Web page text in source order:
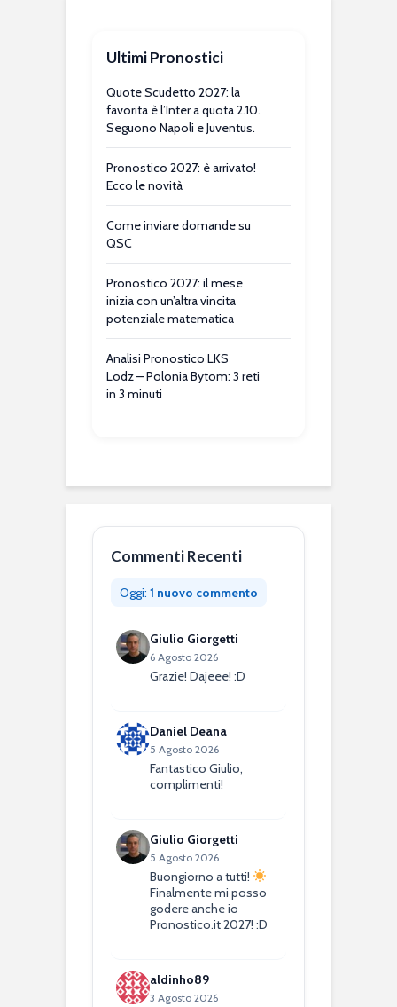
Ultimi Pronostici
Quote Scudetto 2027: la
favorita è l’Inter a quota 2.10.
Seguono Napoli e Juventus.
Pronostico 2027: è arrivato!
Ecco le novità
Come inviare domande su
QSC
Pronostico 2027: il mese
inizia con un’altra vincita
potenziale matematica
Analisi Pronostico LKS
Lodz – Polonia Bytom: 3 reti
in 3 minuti
Commenti Recenti
Oggi: 1 nuovo commento
Giulio Giorgetti
6 Agosto 2026
Grazie! Dajeee! :D
Daniel Deana
5 Agosto 2026
Fantastico Giulio,
complimenti!
Giulio Giorgetti
5 Agosto 2026
Buongiorno a tutti!
Finalmente mi posso
godere anche io
Pronostico.it 2027! :D
aldinho89
3 Agosto 2026